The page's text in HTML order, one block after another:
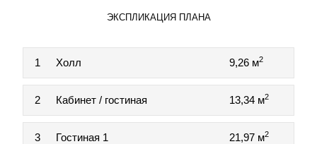
ЭКСПЛИКАЦИЯ ПЛАНА
1 Холл 9,26 м2
2 Кабинет / гостиная 13,34 м2
3 Гостиная 1 21,97 м2